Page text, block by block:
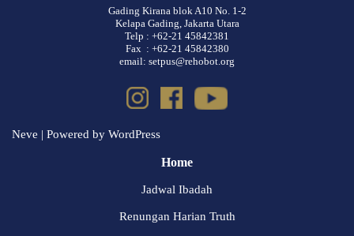
Gading Kirana blok A10 No. 1-2
Kelapa Gading, Jakarta Utara
Telp : +62-21 45842381
Fax : +62-21 45842380
email: setpus@rehobot.org
Neve | Powered by WordPress
Home
Jadwal Ibadah
Renungan Harian Truth